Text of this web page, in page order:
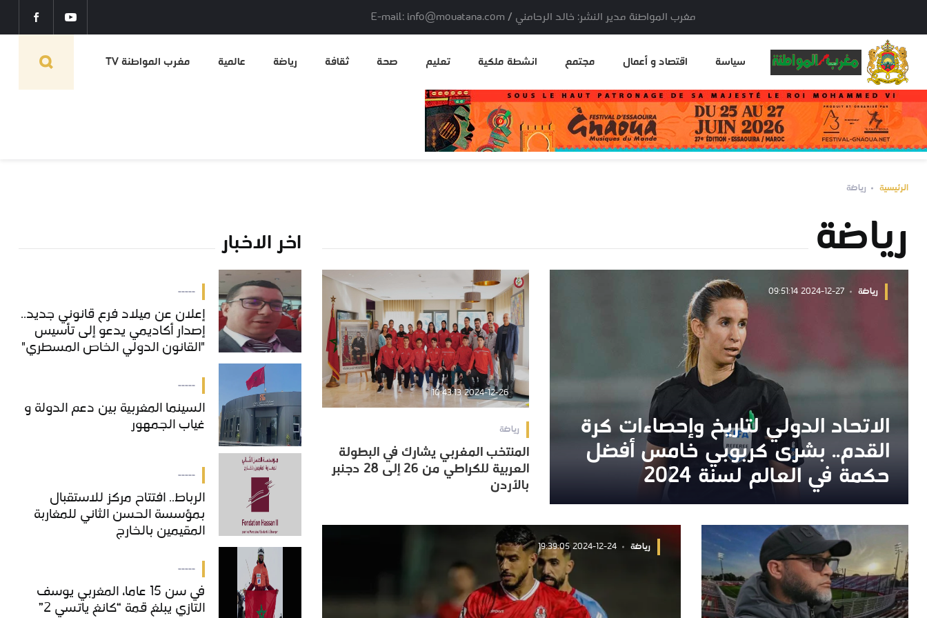
مغرب المواطنة مدير النشر: خالد الرحامني / E-mail: info@mouatana.com
سياسة اقتصاد و أعمال مجتمع انشطة ملكية تعليم صحة ثقافة رياضة عالمية مغرب المواطنة TV
الرئيسية رياضة
رياضة
رياضة 2024-12-27 09:51:14
الاتحاد الدولي لتاريخ وإحصاءات كرة
القدم.. بشرى كربوبي خامس أفضل
حكمة في العالم لسنة 2024
الاتحاد الدولي لتاريخ وإحصاءات كرة
القدم.. بشرى كربوبي خامس أفضل
حكمة في العالم لسنة 2024
2024-12-26 10:43:13
رياضة
المنتخب المغربي يشارك في البطولة
العربية للكراطي من 26 إلى 28 دجنبر
بالأردن
المنتخب المغربي يشارك في البطولة
العربية للكراطي من 26 إلى 28 دجنبر
بالأردن
رياضة 2024-12-24 19:39:05
اخر الاخبار
-----
إعلان عن ميلاد فرع قانوني جديد..
إصدار أكاديمي يدعو إلى تأسيس
"القانون الدولي الخاص المسطري"
بالمغرب
إعلان عن ميلاد فرع قانوني جديد..
إصدار أكاديمي يدعو إلى تأسيس
"القانون الدولي الخاص المسطري"
-----
السينما المغربية بين دعم الدولة و
غياب الجمهور
السينما المغربية بين دعم الدولة و
غياب الجمهور
-----
الرباط.. افتتاح مركز للاستقبال
بمؤسسة الحسن الثاني للمغاربة
المقيمين بالخارج
الرباط.. افتتاح مركز للاستقبال
بمؤسسة الحسن الثاني للمغاربة
المقيمين بالخارج
-----
في سن 15 عاما، المغربي يوسف
التازي يبلغ قمة “كانغ ياتسي 2”
في سن 15 عاما، المغربي يوسف
التازي يبلغ قمة “كانغ ياتسي 2”